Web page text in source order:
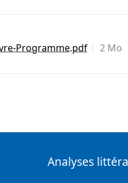
Programme.pdf 2 Mo
Analyses